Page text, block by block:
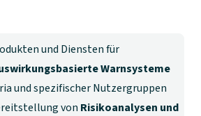
und Diensten für
Warnsysteme
und spezifischer Nutzergruppen
von Risikoanalysen und